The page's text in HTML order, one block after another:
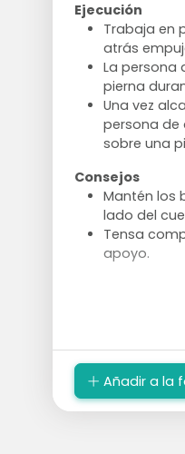
Ejecución
Trabaja en
atrás
La persona
pierna
Una vez
persona de
sobre una
Consejos
Mantén los
lado del
Tensa
apoyo.
Añadir a la